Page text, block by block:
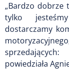
„Bardzo dobrze
tylko
dostarczamy
powiedziała